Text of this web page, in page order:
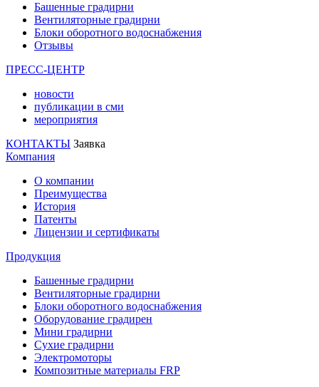
Башенные градирни
Вентиляторные градирни
Блоки оборотного водоснабжения
Отзывы
ПРЕСС-ЦЕНТР
новости
публикации в сми
мероприятия
КОНТАКТЫ Заявка
Компания
О компании
Преимущества
История
Патенты
Лицензии и сертификаты
Продукция
Башенные градирни
Вентиляторные градирни
Блоки оборотного водоснабжения
Оборудование градирен
Мини градирни
Сухие градирни
Электромоторы
Композитные материалы FRP